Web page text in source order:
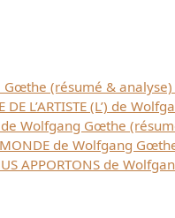
Gœthe (résumé &
DE L’ARTISTE (L’) de
de Wolfgang Gœthe
MONDE de Wolfgang
APPORTONS de